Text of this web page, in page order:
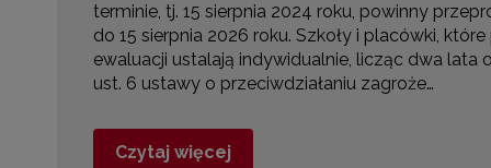
pedagogicznego podczas szkolenia „Od
i odporność psychiczna w pracy wizytatora”.
z intensywnym treningiem praktycznym.
wspierającej, techniki prowadzenia trudnych
Czytaj więcej